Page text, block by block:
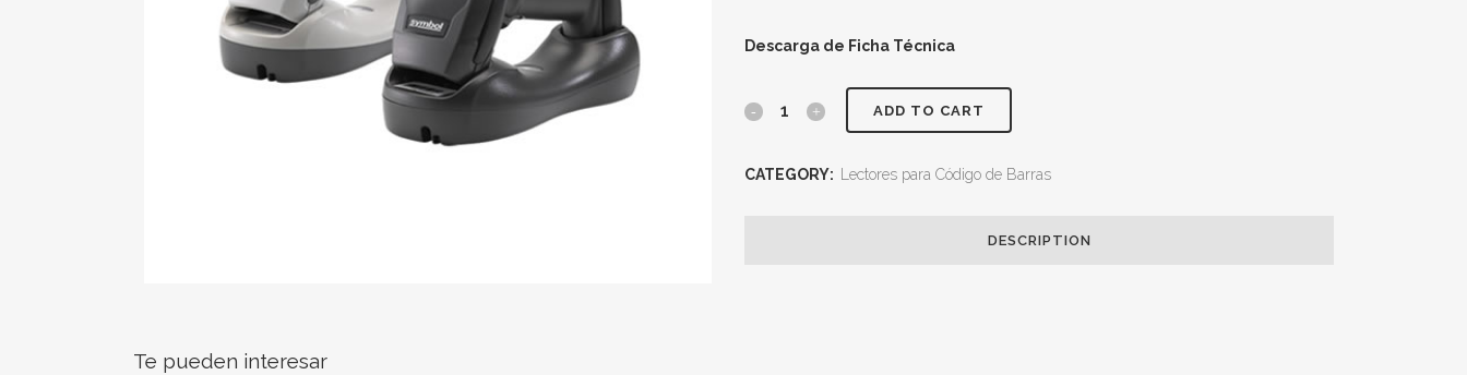
Descarga de Ficha Técnica
ADD TO CART
CATEGORY: Lectores para Código de Barras
DESCRIPTION
Te pueden interesar